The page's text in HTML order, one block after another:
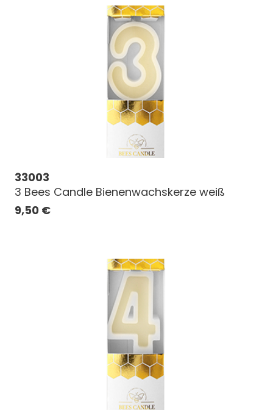
33003
3 Bees Candle Bienenwachskerze weiß
9,50 €